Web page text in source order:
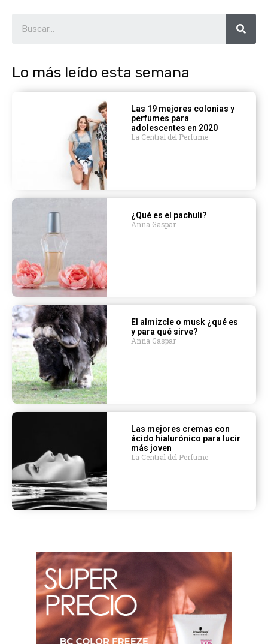
Lo más leído esta semana
Las 19 mejores colonias y
perfumes para
adolescentes en 2020
La Central del Perfume
¿Qué es el pachuli?
Anna Gaspar
El almizcle o musk ¿qué es
y para qué sirve?
Anna Gaspar
Las mejores cremas con
ácido hialurónico para lucir
más joven
La Central del Perfume